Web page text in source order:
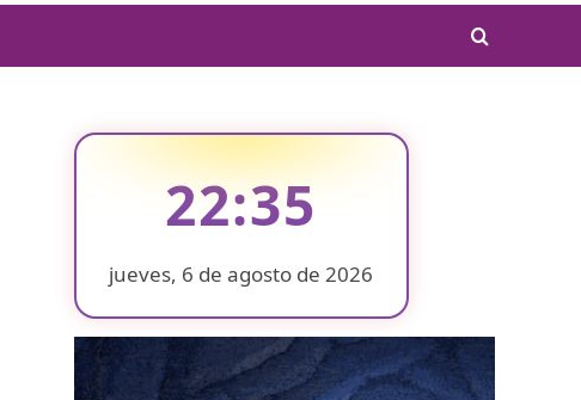
22:35
jueves, 6 de agosto de 2026
❄
❄